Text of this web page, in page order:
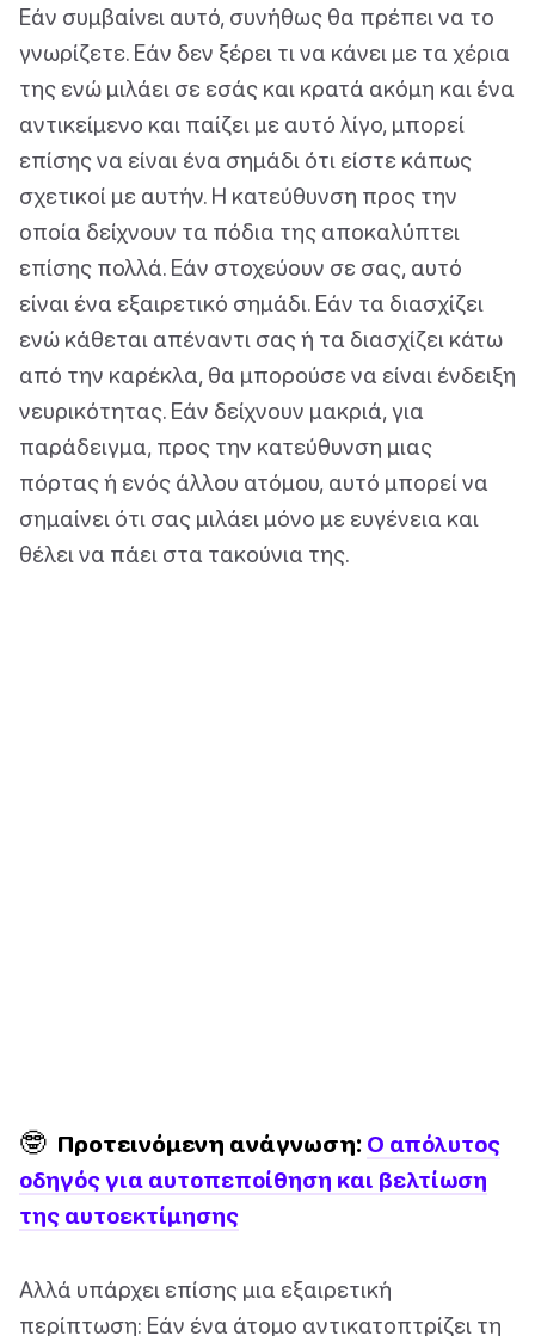
Εάν συμβαίνει αυτό, συνήθως θα πρέπει να το
γνωρίζετε. Εάν δεν ξέρει τι να κάνει με τα χέρια
της ενώ μιλάει σε εσάς και κρατά ακόμη και ένα
αντικείμενο και παίζει με αυτό λίγο, μπορεί
επίσης να είναι ένα σημάδι ότι είστε κάπως
σχετικοί με αυτήν. Η κατεύθυνση προς την
οποία δείχνουν τα πόδια της αποκαλύπτει
επίσης πολλά. Εάν στοχεύουν σε σας, αυτό
είναι ένα εξαιρετικό σημάδι. Εάν τα διασχίζει
ενώ κάθεται απέναντι σας ή τα διασχίζει κάτω
από την καρέκλα, θα μπορούσε να είναι ένδειξη
νευρικότητας. Εάν δείχνουν μακριά, για
παράδειγμα, προς την κατεύθυνση μιας
πόρτας ή ενός άλλου ατόμου, αυτό μπορεί να
σημαίνει ότι σας μιλάει μόνο με ευγένεια και
θέλει να πάει στα τακούνια της.
🤓 Προτεινόμενη ανάγνωση: Ο απόλυτος
οδηγός για αυτοπεποίθηση και βελτίωση
της αυτοεκτίμησης
Αλλά υπάρχει επίσης μια εξαιρετική
περίπτωση: Εάν ένα άτομο αντικατοπτρίζει τη